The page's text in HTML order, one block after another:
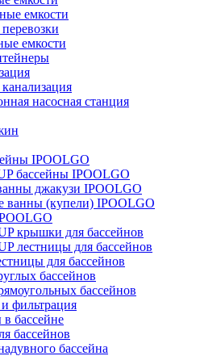
емкости
емкости
насосная станция
IPOOLGO
бассейны IPOOLGO
джакузи IPOOLGO
ванны (купели) IPOOLGO
крышки для бассейнов
лестницы для бассейнов
для бассейнов
бассейнов
бассейнов
фильтрация
бассейне
бассейнов
бассейна